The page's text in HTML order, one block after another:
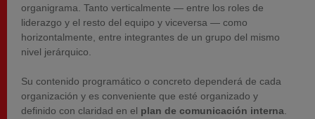
organigrama. Tanto verticalmente — entre los roles de
liderazgo y el resto del equipo y viceversa — como
horizontalmente, entre integrantes de un grupo del mismo
nivel jerárquico.
Su contenido programático o concreto dependerá de cada
organización y es conveniente que esté organizado y
definido con claridad en el plan de comunicación interna